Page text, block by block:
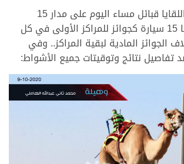
وتوالت انطلاقات اللقايا قبائل مساء اليوم على مدار 15
شوطاً، خصصت لها 15 سيارة كجوائز للمراكز الأولى في كل
الجوائز المادية لبقية المراكز.. وفي
تفاصيل نتائج وتوقيتات جميع الأشواط: